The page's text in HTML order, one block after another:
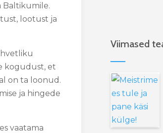
Baltikumile.
lootust ja
kogudust, et
on ta loonud.
ja hingede
vaatama
Viimased